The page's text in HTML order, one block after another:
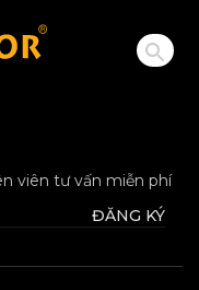
viên tư vấn miễn phí
ĐĂNG KÝ